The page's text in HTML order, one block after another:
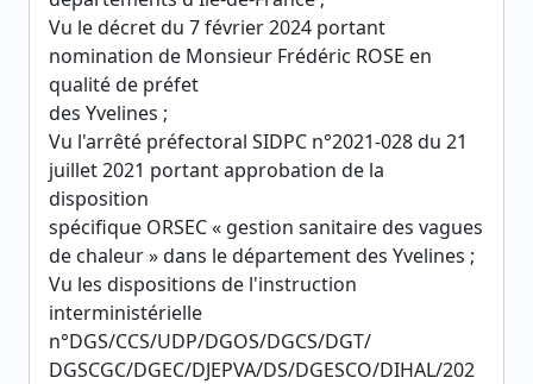
Vu le décret du 7 février 2024 portant
nomination de Monsieur Frédéric ROSE en
qualité de préfet
des Yvelines ;
Vu l'arrêté préfectoral SIDPC n°2021-028 du 21
juillet 2021 portant approbation de la
disposition
spécifique ORSEC « gestion sanitaire des vagues
de chaleur » dans le département des Yvelines ;
Vu les dispositions de l'instruction
interministérielle
n°DGS/CCS/UDP/DGOS/DGCS/DGT/
DGSCGC/DGEC/DJEPVA/DS/DGESCO/DIHAL/202